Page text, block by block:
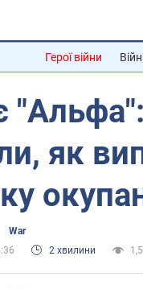
Герої війни
як
War
2 хвилини